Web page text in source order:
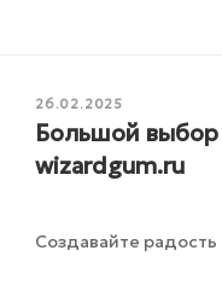
26.02.2025
Большой выбор
wizardgum.ru
Создавайте